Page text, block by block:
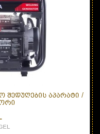
ᲨᲔᲓᲣᲦᲔᲑᲘᲡ ᲐᲞᲐᲠᲐᲢᲘ /